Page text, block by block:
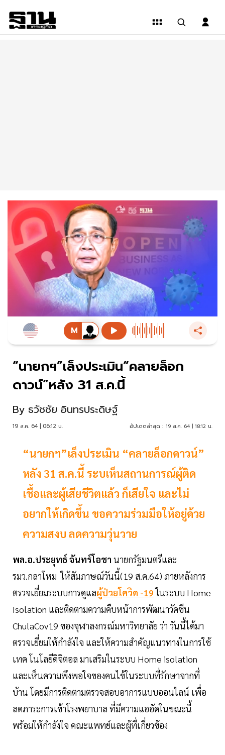
“นายกฯ”เล็งประเมิน“คลายล็อก
ดาวน์”หลัง 31 ส.ค.นี้
By ธวัชชัย อินทรประดิษฐ์
19 ส.ค. 64 | 06:12 น. อัปเดตล่าสุด : 19 ส.ค. 64 | 18:12 น.
“นายกฯ”เล็งประเมิน “คลายล็อกดาวน์”
หลัง 31 ส.ค.นี้ ระบเห็นสถานการณ์ผู้ติด
เชื้อและผู้เสียชีวิตแล้ว ก็เสียใจ และไม่
อยากให้เกิดขึ้น ขอความร่วมมือให้อยู่ด้วย
ความสงบ ลดความวุ่นวาย
พล.อ.ประยุทธ์ จันทร์โอชา นายกรัฐมนตรีและ
รมว.กลาโหม ให้สัมภาษณ์วันนี้(19 ส.ค.64) ภายหลังการ
ตรวจเยี่ยมระบบการดูแลผู้ป่วยโควิด -19ในระบบ Home
Isolation และติดตามความคืบหน้าการพัฒนาวัคซีน
ChulaCov19 ของจุฬาลงกรณ์มหาวิทยาลัย ว่า วันนี้ได้มา
ตรวจเยี่ยมให้กำลังใจ และให้ความสำคัญแนวทางในการใช้
เทค โนโลยีดิจิตอล มาเสริมในระบบ Home isolation
และเห็นความพึงพอใจของคนไข้ในระบบที่รักษาจากที่
บ้าน โดยมีการติดตามตรวจสอบอาการแบบออนไลน์ เพื่อ
ลดภาระการเข้าโรงพยาบาล ที่มีความแออัดในขณะนี้
พร้อมให้กำลังใจ คณะแพทย์และผู้ที่เกี่ยวข้อง